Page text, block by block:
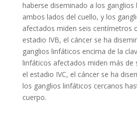
haberse diseminado a los
ambos lados del cuello, y los
afectados miden seis centímetros
estadio IVB, el cáncer se ha
ganglios linfáticos encima de la
linfáticos afectados miden más de
el estadio IVC, el cáncer se ha
los ganglios linfáticos cercanos
cuerpo.